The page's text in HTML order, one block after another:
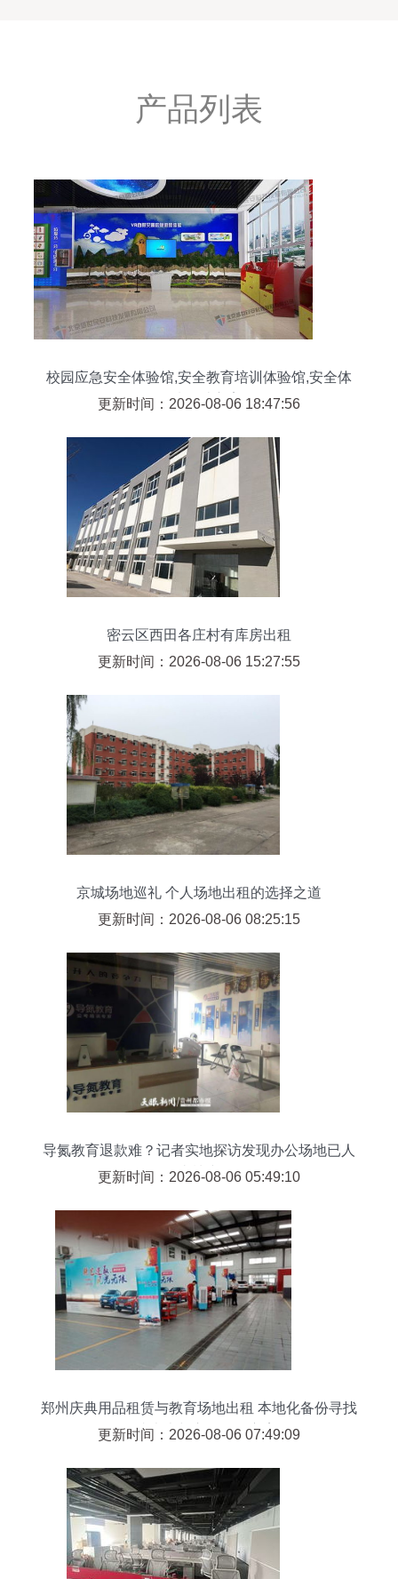
产品列表
校园应急安全体验馆,安全教育培训体验馆,安全体
验馆设计方案
更新时间：2026-08-06 18:47:56
密云区西田各庄村有库房出租
更新时间：2026-08-06 15:27:55
京城场地巡礼 个人场地出租的选择之道
更新时间：2026-08-06 08:25:15
导氮教育退款难？记者实地探访发现办公场地已人
去楼空
更新时间：2026-08-06 05:49:10
郑州庆典用品租赁与教育场地出租 本地化备份寻找
的成本术与心得优化方案
更新时间：2026-08-06 07:49:09